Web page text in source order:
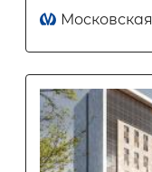
Московская